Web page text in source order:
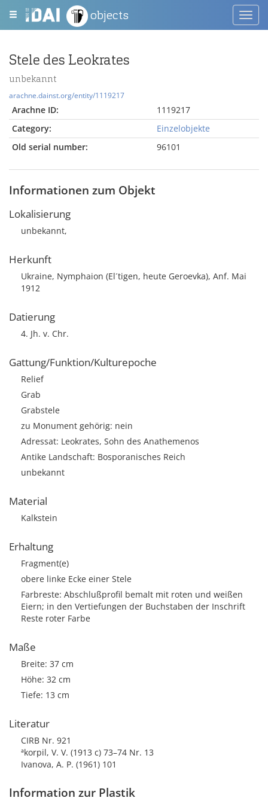
objects
Stele des Leokrates
unbekannt
arachne.dainst.org/entity/1119217
Arachne ID:
1119217
Category:
Einzelobjekte
Old serial number:
96101
Informationen zum Objekt
Lokalisierung
unbekannt,
Herkunft
Ukraine, Nymphaion (El´tigen, heute Geroevka), Anf. Mai
1912
Datierung
4. Jh. v. Chr.
Gattung/Funktion/Kulturepoche
Relief
Grab
Grabstele
zu Monument gehörig: nein
Adressat: Leokrates, Sohn des Anathemenos
Antike Landschaft: Bosporanisches Reich
unbekannt
Material
Kalkstein
Erhaltung
Fragment(e)
obere linke Ecke einer Stele
Farbreste: Abschlußprofil bemalt mit roten und weißen
Eiern; in den Vertiefungen der Buchstaben der Inschrift
Reste roter Farbe
Maße
Breite: 37 cm
Höhe: 32 cm
Tiefe: 13 cm
Literatur
CIRB Nr. 921
ªkorpil, V. V. (1913 c) 73–74 Nr. 13
Ivanova, A. P. (1961) 101
Information zur Plastik